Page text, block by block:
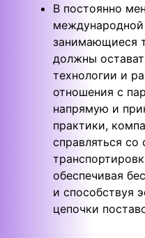
В постоянно
международной
занимающиеся
должны
технологии и
отношения с
напрямую и
практики,
справляться
обеспечивая
и способствуя
цепочки